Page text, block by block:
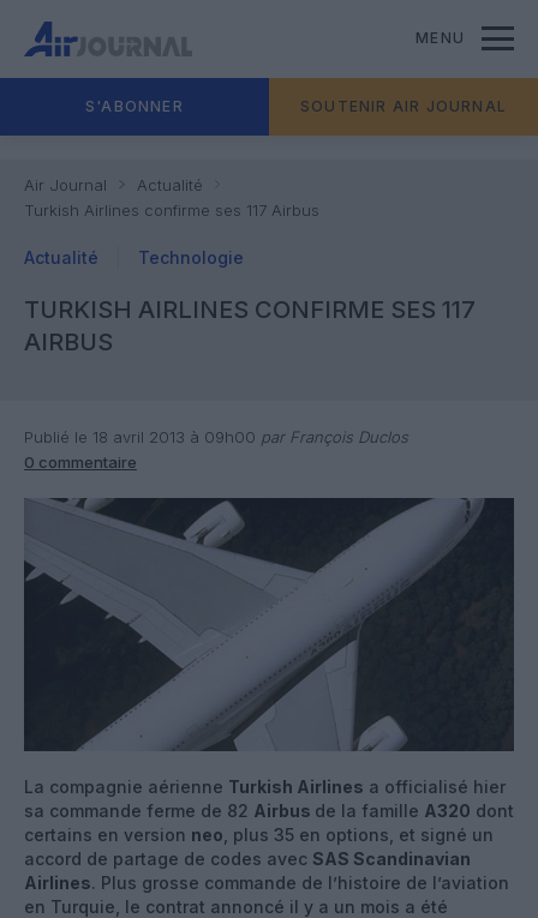
MENU
S'ABONNER SOUTENIR AIR JOURNAL
Air Journal
Actualité
Turkish Airlines confirme ses 117 Airbus
Actualité Technologie
TURKISH AIRLINES CONFIRME SES 117
AIRBUS
Publié le 18 avril 2013 à 09h00 par François Duclos
0 commentaire
La compagnie aérienne Turkish Airlines a officialisé hier
sa commande ferme de 82 Airbus de la famille A320 dont
certains en version neo , plus 35 en options, et signé un
accord de partage de codes avec SAS Scandinavian
Airlines. Plus grosse commande de l’histoire de l’aviation
en Turquie, le contrat annoncé il y a un mois a été